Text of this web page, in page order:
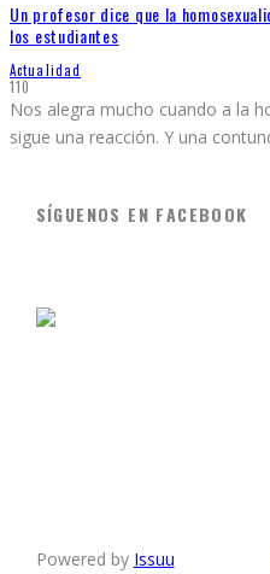
Un profesor dice que la
los estudiantes
Actualidad
110
Nos alegra mucho cuando a la
sigue una reacción. Y una
SÍGUENOS EN FACEBOOK
Powered by Issuu